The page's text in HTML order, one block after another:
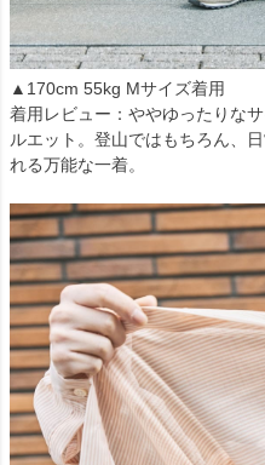
▲170cm 55kg Mサイズ着用
着用レビュー：ややゆったりな
ルエット。登山ではもちろん、
れる万能な一着。